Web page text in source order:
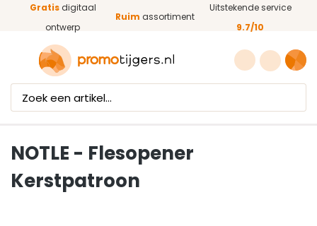
Ga naar de hoofdinhoud
Gratisdigitaal
ontwerp
Ruim assortiment
Uitstekende service
9.7/10
NOTLE - Flesopener
Kerstpatroon